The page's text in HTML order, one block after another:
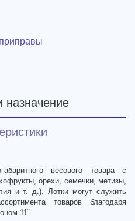
назначение
весового товара с
орехи, семечки, метизы,
и т. д.). Лотки могут служить
товаров благодаря
11˚.